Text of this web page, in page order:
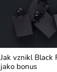
Jak vznikl Black
jako bonus